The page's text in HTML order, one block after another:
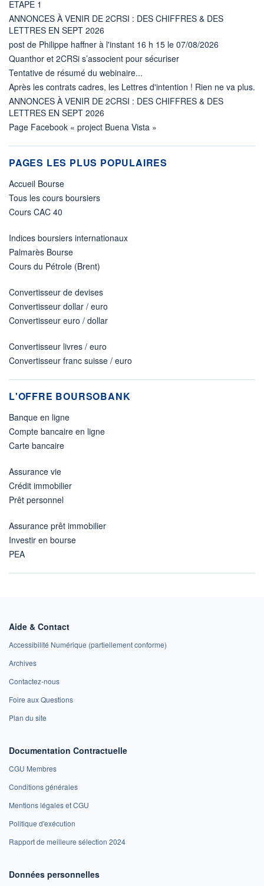
ETAPE 1
ANNONCES À VENIR DE 2CRSI : DES CHIFFRES & DES
LETTRES EN SEPT 2026
post de Philippe haffner à l'instant 16 h 15 le 07/08/2026
Quanthor et 2CRSi s’associent pour sécuriser
Tentative de résumé du webinaire...
Après les contrats cadres, les Lettres d'intention ! Rien ne va plus.
ANNONCES À VENIR DE 2CRSI : DES CHIFFRES & DES
LETTRES EN SEPT 2026
Page Facebook « project Buena Vista »
PAGES LES PLUS POPULAIRES
Accueil Bourse
Tous les cours boursiers
Cours CAC 40
Indices boursiers internationaux
Palmarès Bourse
Cours du Pétrole (Brent)
Convertisseur de devises
Convertisseur dollar / euro
Convertisseur euro / dollar
Convertisseur livres / euro
Convertisseur franc suisse / euro
L'OFFRE BOURSOBANK
Banque en ligne
Compte bancaire en ligne
Carte bancaire
Assurance vie
Crédit immobilier
Prêt personnel
Assurance prêt immobilier
Investir en bourse
PEA
Aide & Contact
Accessibilité Numérique (partiellement conforme)
Archives
Contactez-nous
Foire aux Questions
Plan du site
Documentation Contractuelle
CGU Membres
Conditions générales
Mentions légales et CGU
Politique d'exécution
Rapport de meilleure sélection 2024
Données personnelles